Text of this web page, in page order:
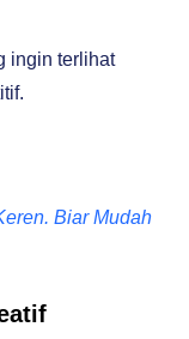
ingin terlihat
Biar Mudah